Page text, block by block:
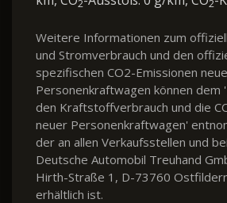
2 2
Weitere Informationen zum
und Stromverbrauch und den
spezifischen CO2-Emissionen
Personenkraftwagen können dem
den Kraftstoffverbrauch und die
neuer Personenkraftwagen'
der an allen Verkaufsstellen und
Deutsche Automobil Treuhand
Hirth-Straße 1, D-73760
erhältlich ist.